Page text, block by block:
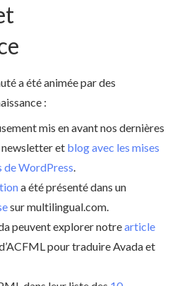
a été animée par des
:
mis en avant nos dernières
newsletter et blog avec les mises
de WordPress.
a été présenté dans un
sur multilingual.com.
peuvent explorer notrearticle
pour traduire Avada et